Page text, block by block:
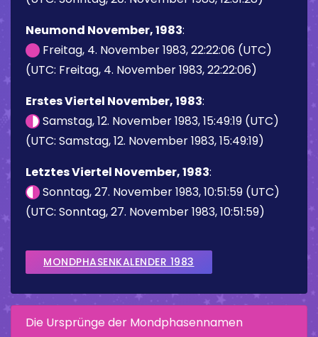
Neumond November, 1983:
Freitag, 4. November 1983, 22:22:06 (UTC)
(UTC: Freitag, 4. November 1983, 22:22:06)
Erstes Viertel November, 1983:
Samstag, 12. November 1983, 15:49:19 (UTC)
(UTC: Samstag, 12. November 1983, 15:49:19)
Letztes Viertel November, 1983:
Sonntag, 27. November 1983, 10:51:59 (UTC)
(UTC: Sonntag, 27. November 1983, 10:51:59)
MONDPHASENKALENDER 1983
Die Ursprünge der Mondphasennamen